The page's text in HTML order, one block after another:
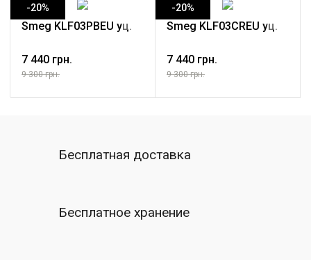
-20%
Smeg KLF03PBEU уц.
7 440 грн.
9 300 грн.
-20%
Smeg KLF03CREU уц.
7 440 грн.
9 300 грн.
Бесплатная доставка
Бесплатное хранение